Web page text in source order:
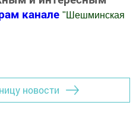
канале " Шешминская
новости